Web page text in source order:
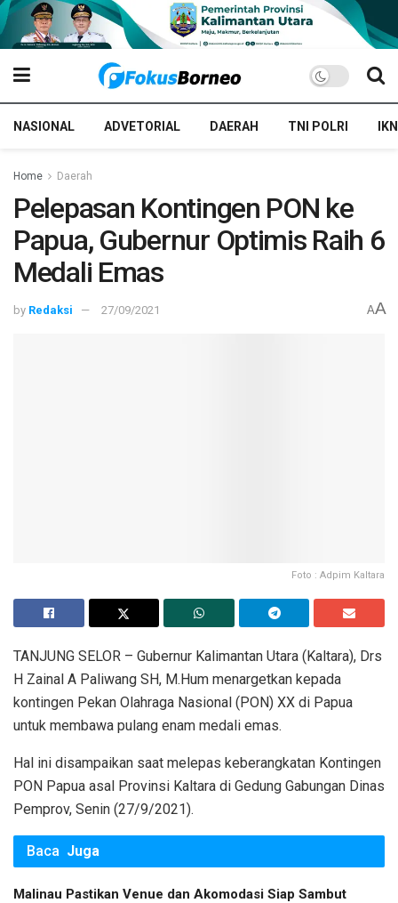
NASIONAL ADVETORIAL DAERAH TNI POLRI IKN
Home Daerah
Pelepasan Kontingen PON ke
Papua, Gubernur Optimis Raih 6
Medali Emas
by Redaksi 27/09/2021 AA
Foto : Adpim Kaltara
TANJUNG SELOR – Gubernur Kalimantan Utara (Kaltara), Drs
H Zainal A Paliwang SH, M.Hum menargetkan kepada
kontingen Pekan Olahraga Nasional (PON) XX di Papua
untuk membawa pulang enam medali emas.
Hal ini disampaikan saat melepas keberangkatan Kontingen
PON Papua asal Provinsi Kaltara di Gedung Gabungan Dinas
Pemprov, Senin (27/9/2021).
Baca Juga
Malinau Pastikan Venue dan Akomodasi Siap Sambut